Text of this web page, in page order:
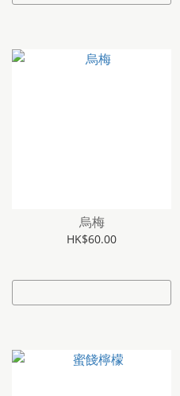
烏梅
HK$60.00